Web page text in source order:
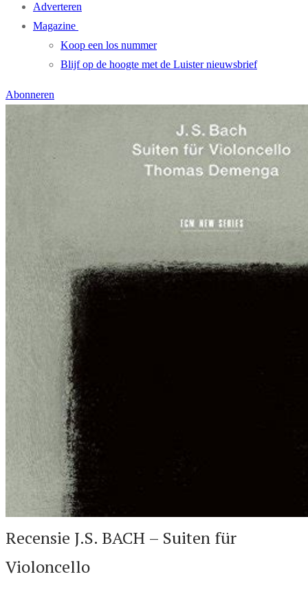
Adverteren
Magazine
Koop een los nummer
Blijf op de hoogte met de Luister nieuwsbrief
Abonneren
Recensie J.S. BACH – Suiten für
Violoncello